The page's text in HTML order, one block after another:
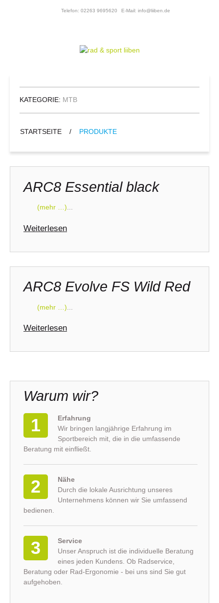
Telefon: 02263 9695620 E-Mail: info@liiben.de
KATEGORIE: MTB
STARTSEITE / PRODUKTE
ARC8 Essential black
(mehr …)...
Weiterlesen
ARC8 Evolve FS Wild Red
(mehr …)
Weiterlesen
Warum wir?
1
Erfahrung
Wir bringen langjährige Erfahrung im
Sportbereich mit, die in die umfassende
Beratung mit einfließt.
2
Nähe
Durch die lokale Ausrichtung unseres
Unternehmens können wir Sie umfassend
bedienen.
3
Service
Unser Anspruch ist die individuelle Beratung
eines jeden Kundens. Ob Radservice,
Beratung oder Rad-Ergonomie - bei uns sind Sie gut
aufgehoben.